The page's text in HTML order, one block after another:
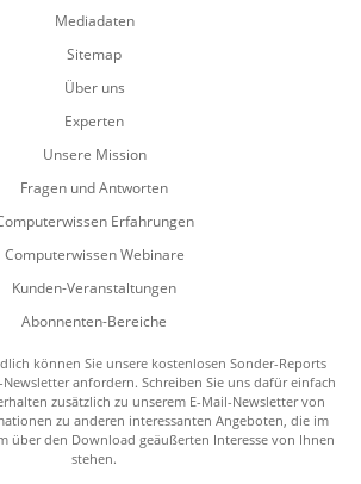
Mediadaten
Sitemap
Über uns
Experten
Unsere Mission
Fragen und Antworten
Erfahrungen
Computerwissen Webinare
Kunden-Veranstaltungen
Abonnenten-Bereiche
können Sie unsere kostenlosen Sonder-Reports
anfordern. Schreiben Sie uns dafür einfach
zusätzlich zu unserem E-Mail-Newsletter von
zu anderen interessanten Angeboten, die im
über den Download geäußerten Interesse von Ihnen
stehen.